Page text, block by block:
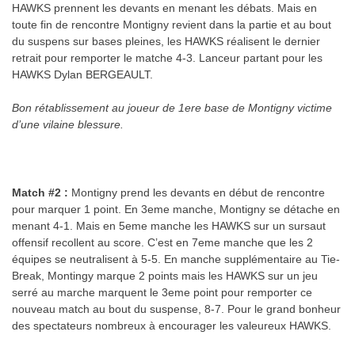
HAWKS prennent les devants en menant les débats. Mais en
toute fin de rencontre Montigny revient dans la partie et au bout
du suspens sur bases pleines, les HAWKS réalisent le dernier
retrait pour remporter le matche 4-3. Lanceur partant pour les
HAWKS Dylan BERGEAULT.
Bon rétablissement au joueur de 1ere base de Montigny victime
d’une vilaine blessure.
Match #2 : Montigny prend les devants en début de rencontre
pour marquer 1 point. En 3eme manche, Montigny se détache en
menant 4-1. Mais en 5eme manche les HAWKS sur un sursaut
offensif recollent au score. C’est en 7eme manche que les 2
équipes se neutralisent à 5-5. En manche supplémentaire au Tie-
Break, Montingy marque 2 points mais les HAWKS sur un jeu
serré au marche marquent le 3eme point pour remporter ce
nouveau match au bout du suspense, 8-7. Pour le grand bonheur
des spectateurs nombreux à encourager les valeureux HAWKS.